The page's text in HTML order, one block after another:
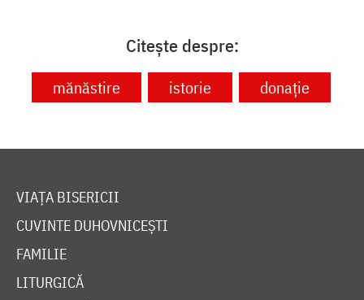
Citește despre:
mănăstire istorie donație
VIAȚA BISERICII
CUVINTE DUHOVNICEȘTI
FAMILIE
LITURGICĂ